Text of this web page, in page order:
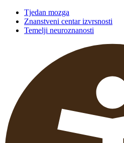
Tjedan mozga
Znanstveni centar izvrsnosti
Temelji neuroznanosti